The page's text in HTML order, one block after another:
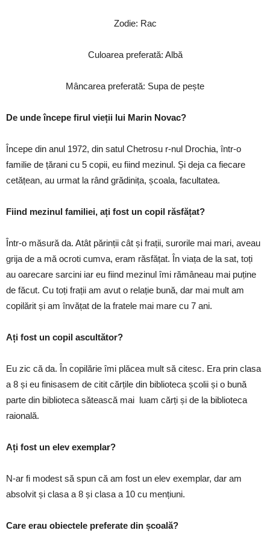
Zodie: Rac
Culoarea preferată: Albă
Mâncarea preferată: Supa de pește
De unde începe firul vieții lui Marin Novac?
Începe din anul 1972, din satul Chetrosu r-nul Drochia, într-o
familie de țărani cu 5 copii, eu fiind mezinul. Și deja ca fiecare
cetățean, au urmat la rând grădinița, școala, facultatea.
Fiind mezinul familiei, ați fost un copil răsfățat?
Într-o măsură da. Atât părinții cât și frații, surorile mai mari, aveau
grija de a mă ocroti cumva, eram răsfățat. În viața de la sat, toți
au oarecare sarcini iar eu fiind mezinul îmi rămâneau mai puține
de făcut. Cu toți frații am avut o relație bună, dar mai mult am
copilărit și am învățat de la fratele mai mare cu 7 ani.
Ați fost un copil ascultător?
Eu zic că da. În copilărie îmi plăcea mult să citesc. Era prin clasa
a 8 și eu finisasem de citit cărțile din biblioteca școlii și o bună
parte din biblioteca sătească mai luam cărți și de la biblioteca
raională.
Ați fost un elev exemplar?
N-ar fi modest să spun că am fost un elev exemplar, dar am
absolvit și clasa a 8 și clasa a 10 cu mențiuni.
Care erau obiectele preferate din școală?